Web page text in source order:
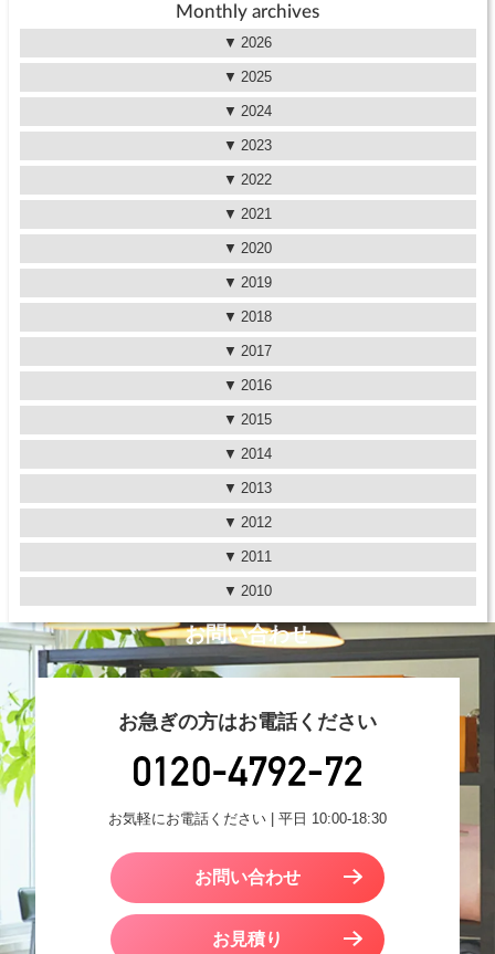
Monthly archives
2026
2025
2024
2023
2022
2021
2020
2019
2018
2017
2016
2015
2014
2013
2012
2011
2010
お問い合わせ
お急ぎの方はお電話ください
お気軽にお電話ください | 平日 10:00-18:30
お問い合わせ
お見積り